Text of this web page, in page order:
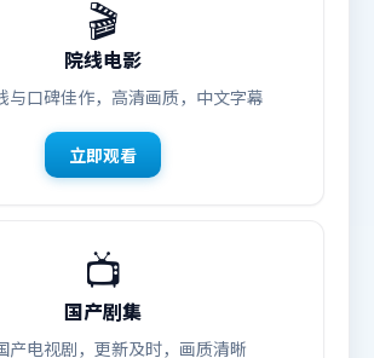
🎬
院线电影
与口碑佳作，高清画质，中文字幕
立即观看
📺
国产剧集
产电视剧，更新及时，画质清晰